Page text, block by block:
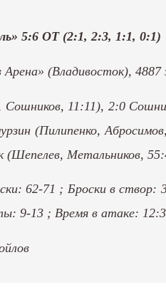
5:6 ОТ (2:1, 2:3, 1:1, 0:1)
(Владивосток), 4887
Сошников, 11:11), 2:0
(Пилипенко,
(Шепелев, Метальников,
62-71 ; Броски в
9-13 ; Время в атаке: